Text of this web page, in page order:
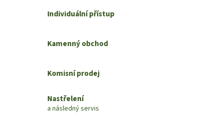
Individuální přístup
Kamenný obchod
Komisní prodej
Nastřelení
a následný servis